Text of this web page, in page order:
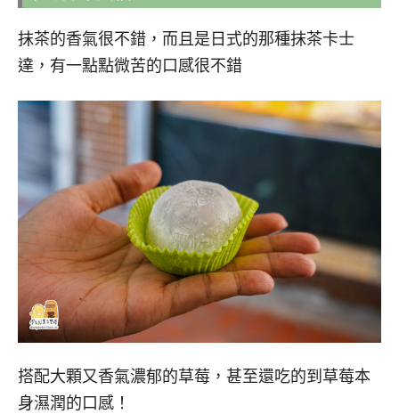
抹茶的香氣很不錯，而且是日式的那種抹茶卡士
達，有一點點微苦的口感很不錯
搭配大顆又香氣濃郁的草莓，甚至還吃的到草莓本
身濕潤的口感！